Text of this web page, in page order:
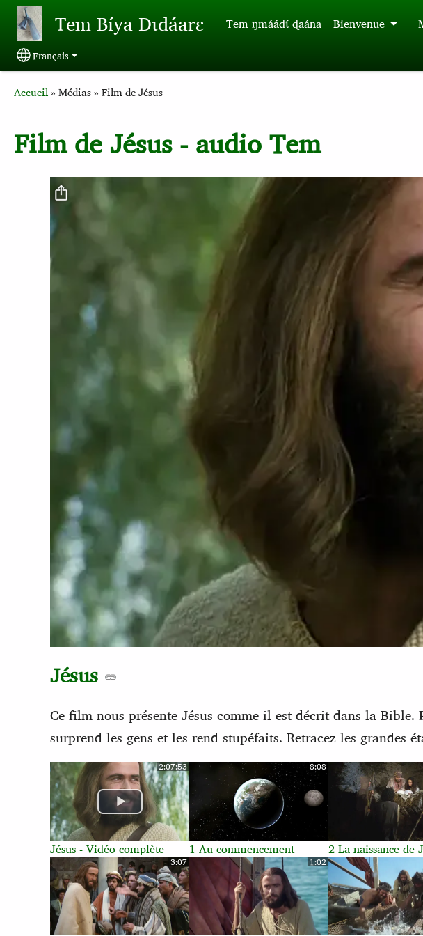
Aller au contenu principal
Tem Bíya Ɖɩdáarɛ Tem ŋmáádɩ́ ɖaána Bienvenue
Select your language
Français
Breadcrumb
Accueil Médias Film de Jésus
Film de Jésus - audio Tem
Jésus
Ce film nous présente Jésus comme il est décrit dans la
surprend les gens et les rend stupéfaits. Retracez les grandes
2:07:53
Jésus - Vidéo complète
8:08
1 Au commencement 2 La naissance de
3:07 1:02